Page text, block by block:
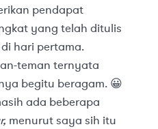
pendapat
yang telah ditulis
hari pertama.
teman ternyata
begitu beragam. 😀
ada beberapa
menurut saya sih itu